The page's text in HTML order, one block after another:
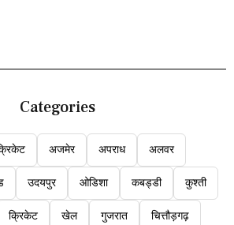
Categories
अजमेर अपराध अलवर
उदयपुर ओडिशा कबड्डी कुश्ती
क्रिकेट खेल गुजरात चित्तौड़गढ़